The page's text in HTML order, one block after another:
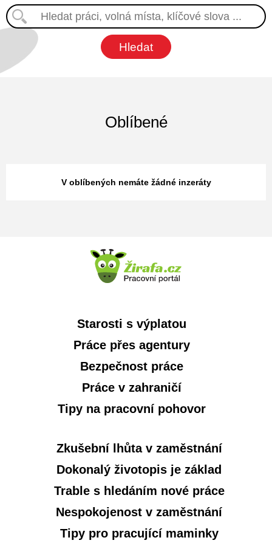
Oblíbené
V oblíbených nemáte žádné inzeráty
Starosti s výplatou
Práce přes agentury
Bezpečnost práce
Práce v zahraničí
Tipy na pracovní pohovor
Zkušební lhůta v zaměstnání
Dokonalý životopis je základ
Trable s hledáním nové práce
Nespokojenost v zaměstnání
Tipy pro pracující maminky